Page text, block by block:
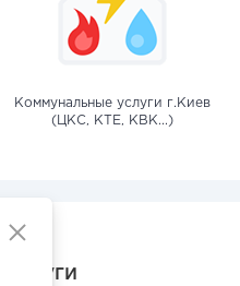
Коммунальные услуги г.Киев
(ЦКС, КТЕ, КВК...)